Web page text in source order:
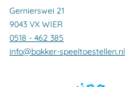
Gernierswei 21
9043 VX WIER
0518 - 462 385
info@bakker-speeltoestellen.nl